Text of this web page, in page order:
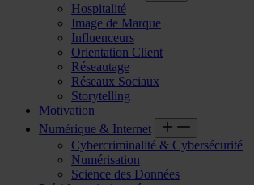
Hospitalité
Image de Marque
Influenceurs
Orientation Client
Réseautage
Réseaux Sociaux
Storytelling
Motivation
Numérique & Internet
Cybercriminalité & Cybersécurité
Numérisation
Science des Données